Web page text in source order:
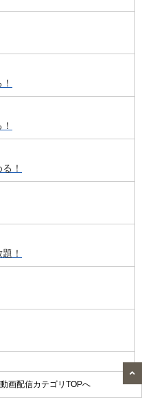
画配信カテゴリTOPへ
！
！
きる！